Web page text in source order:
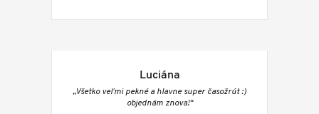
Luciána
„Všetko veľmi pekné a hlavne super časožrút :)
objednám znova!“